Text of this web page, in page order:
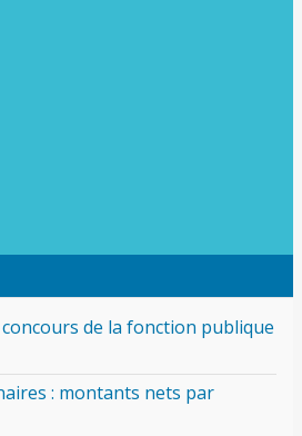
de la fonction publique
: montants nets par